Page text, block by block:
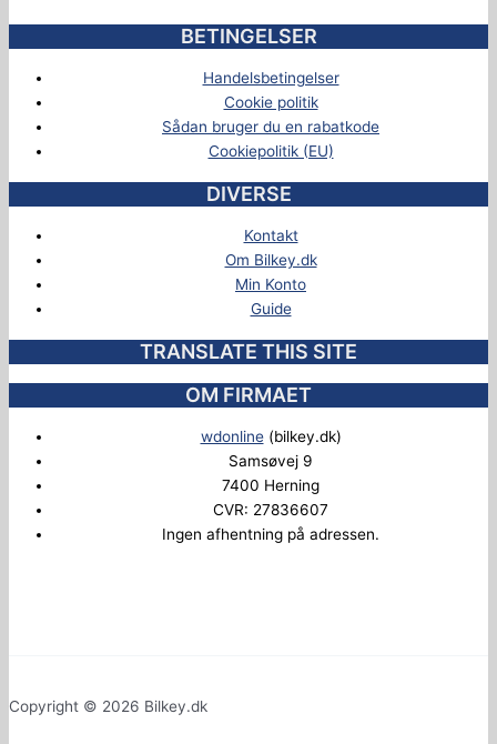
BETINGELSER
Handelsbetingelser
Cookie politik
Sådan bruger du en rabatkode
Cookiepolitik (EU)
DIVERSE
Kontakt
Om Bilkey.dk
Min Konto
Guide
TRANSLATE THIS SITE
OM FIRMAET
wdonline(bilkey.dk)
Samsøvej 9
7400 Herning
CVR: 27836607
Ingen afhentning på adressen.
Copyright © 2026 Bilkey.dk